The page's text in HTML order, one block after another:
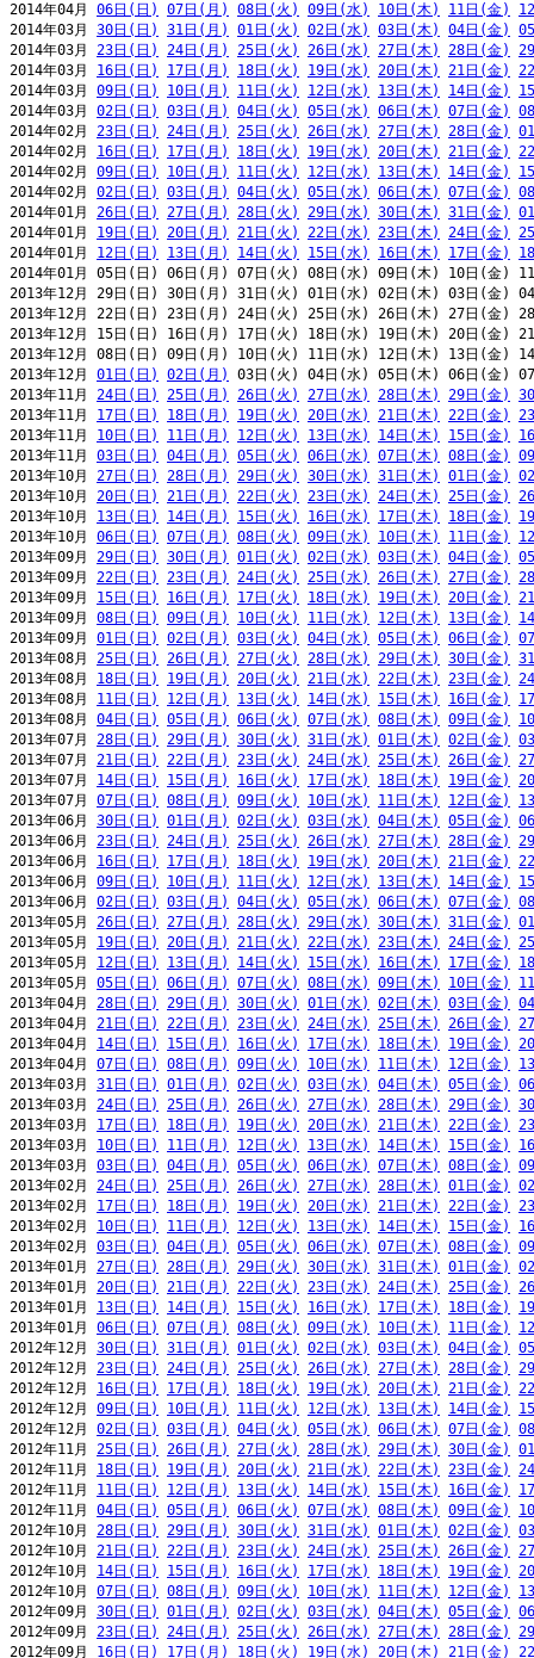
2014年04月 06日(日) 07日(月) 08日(火) 09日(水) 10日(木) 11日(金)
2014年03月 30日(日) 31日(月) 01日(火) 02日(水) 03日(木) 04日(金)
2014年03月 23日(日) 24日(月) 25日(火) 26日(水) 27日(木) 28日(金)
2014年03月 16日(日) 17日(月) 18日(火) 19日(水) 20日(木) 21日(金)
2014年03月 09日(日) 10日(月) 11日(火) 12日(水) 13日(木) 14日(金)
2014年03月 02日(日) 03日(月) 04日(火) 05日(水) 06日(木) 07日(金)
2014年02月 23日(日) 24日(月) 25日(火) 26日(水) 27日(木) 28日(金)
2014年02月 16日(日) 17日(月) 18日(火) 19日(水) 20日(木) 21日(金)
2014年02月 09日(日) 10日(月) 11日(火) 12日(水) 13日(木) 14日(金)
2014年02月 02日(日) 03日(月) 04日(火) 05日(水) 06日(木) 07日(金)
2014年01月 26日(日) 27日(月) 28日(火) 29日(水) 30日(木) 31日(金)
2014年01月 19日(日) 20日(月) 21日(火) 22日(水) 23日(木) 24日(金)
2014年01月 12日(日) 13日(月) 14日(火) 15日(水) 16日(木) 17日(金)
2014年01月 05日(日) 06日(月) 07日(火) 08日(水) 09日(木) 10日(金)
2013年12月 29日(日) 30日(月) 31日(火) 01日(水) 02日(木) 03日(金)
2013年12月 22日(日) 23日(月) 24日(火) 25日(水) 26日(木) 27日(金)
2013年12月 15日(日) 16日(月) 17日(火) 18日(水) 19日(木) 20日(金)
2013年12月 08日(日) 09日(月) 10日(火) 11日(水) 12日(木) 13日(金)
2013年12月 01日(日) 02日(月)
03日(火) 04日(水) 05日(木) 06日(金)
2013年11月 24日(日) 25日(月) 26日(火) 27日(水) 28日(木) 29日(金)
2013年11月 17日(日) 18日(月) 19日(火) 20日(水) 21日(木) 22日(金)
2013年11月 10日(日) 11日(月) 12日(火) 13日(水) 14日(木) 15日(金)
2013年11月 03日(日) 04日(月) 05日(火) 06日(水) 07日(木) 08日(金)
2013年10月 27日(日) 28日(月) 29日(火) 30日(水) 31日(木) 01日(金)
2013年10月 20日(日) 21日(月) 22日(火) 23日(水) 24日(木) 25日(金)
2013年10月 13日(日) 14日(月) 15日(火) 16日(水) 17日(木) 18日(金)
2013年10月 06日(日) 07日(月) 08日(火) 09日(水) 10日(木) 11日(金)
2013年09月 29日(日) 30日(月) 01日(火) 02日(水) 03日(木) 04日(金)
2013年09月 22日(日) 23日(月) 24日(火) 25日(水) 26日(木) 27日(金)
2013年09月 15日(日) 16日(月) 17日(火) 18日(水) 19日(木) 20日(金)
2013年09月 08日(日) 09日(月) 10日(火) 11日(水) 12日(木) 13日(金)
2013年09月 01日(日) 02日(月) 03日(火) 04日(水) 05日(木) 06日(金)
2013年08月 25日(日) 26日(月) 27日(火) 28日(水) 29日(木) 30日(金)
2013年08月 18日(日) 19日(月) 20日(火) 21日(水) 22日(木) 23日(金)
2013年08月 11日(日) 12日(月) 13日(火) 14日(水) 15日(木) 16日(金)
2013年08月 04日(日) 05日(月) 06日(火) 07日(水) 08日(木) 09日(金)
2013年07月 28日(日) 29日(月) 30日(火) 31日(水) 01日(木) 02日(金)
2013年07月 21日(日) 22日(月) 23日(火) 24日(水) 25日(木) 26日(金)
2013年07月 14日(日) 15日(月) 16日(火) 17日(水) 18日(木) 19日(金)
2013年07月 07日(日) 08日(月) 09日(火) 10日(水) 11日(木) 12日(金)
2013年06月 30日(日) 01日(月) 02日(火) 03日(水) 04日(木) 05日(金)
2013年06月 23日(日) 24日(月) 25日(火) 26日(水) 27日(木) 28日(金)
2013年06月 16日(日) 17日(月) 18日(火) 19日(水) 20日(木) 21日(金)
2013年06月 09日(日) 10日(月) 11日(火) 12日(水) 13日(木) 14日(金)
2013年06月 02日(日) 03日(月) 04日(火) 05日(水) 06日(木) 07日(金)
2013年05月 26日(日) 27日(月) 28日(火) 29日(水) 30日(木) 31日(金)
2013年05月 19日(日) 20日(月) 21日(火) 22日(水) 23日(木) 24日(金)
2013年05月 12日(日) 13日(月) 14日(火) 15日(水) 16日(木) 17日(金)
2013年05月 05日(日) 06日(月) 07日(火) 08日(水) 09日(木) 10日(金)
2013年04月 28日(日) 29日(月) 30日(火) 01日(水) 02日(木) 03日(金)
2013年04月 21日(日) 22日(月) 23日(火) 24日(水) 25日(木) 26日(金)
2013年04月 14日(日) 15日(月) 16日(火) 17日(水) 18日(木) 19日(金)
2013年04月 07日(日) 08日(月) 09日(火) 10日(水) 11日(木) 12日(金)
2013年03月 31日(日) 01日(月) 02日(火) 03日(水) 04日(木) 05日(金)
2013年03月 24日(日) 25日(月) 26日(火) 27日(水) 28日(木) 29日(金)
2013年03月 17日(日) 18日(月) 19日(火) 20日(水) 21日(木) 22日(金)
2013年03月 10日(日) 11日(月) 12日(火) 13日(水) 14日(木) 15日(金)
2013年03月 03日(日) 04日(月) 05日(火) 06日(水) 07日(木) 08日(金)
2013年02月 24日(日) 25日(月) 26日(火) 27日(水) 28日(木) 01日(金)
2013年02月 17日(日) 18日(月) 19日(火) 20日(水) 21日(木) 22日(金)
2013年02月 10日(日) 11日(月) 12日(火) 13日(水) 14日(木) 15日(金)
2013年02月 03日(日) 04日(月) 05日(火) 06日(水) 07日(木) 08日(金)
2013年01月 27日(日) 28日(月) 29日(火) 30日(水) 31日(木) 01日(金)
2013年01月 20日(日) 21日(月) 22日(火) 23日(水) 24日(木) 25日(金)
2013年01月 13日(日) 14日(月) 15日(火) 16日(水) 17日(木) 18日(金)
2013年01月 06日(日) 07日(月) 08日(火) 09日(水) 10日(木) 11日(金)
2012年12月 30日(日) 31日(月) 01日(火) 02日(水) 03日(木) 04日(金)
2012年12月 23日(日) 24日(月) 25日(火) 26日(水) 27日(木) 28日(金)
2012年12月 16日(日) 17日(月) 18日(火) 19日(水) 20日(木) 21日(金)
2012年12月 09日(日) 10日(月) 11日(火) 12日(水) 13日(木) 14日(金)
2012年12月 02日(日) 03日(月) 04日(火) 05日(水) 06日(木) 07日(金)
2012年11月 25日(日) 26日(月) 27日(火) 28日(水) 29日(木) 30日(金)
2012年11月 18日(日) 19日(月) 20日(火) 21日(水) 22日(木) 23日(金)
2012年11月 11日(日) 12日(月) 13日(火) 14日(水) 15日(木) 16日(金)
2012年11月 04日(日) 05日(月) 06日(火) 07日(水) 08日(木) 09日(金)
2012年10月 28日(日) 29日(月) 30日(火) 31日(水) 01日(木) 02日(金)
2012年10月 21日(日) 22日(月) 23日(火) 24日(水) 25日(木) 26日(金)
2012年10月 14日(日) 15日(月) 16日(火) 17日(水) 18日(木) 19日(金)
2012年10月 07日(日) 08日(月) 09日(火) 10日(水) 11日(木) 12日(金)
2012年09月 30日(日) 01日(月) 02日(火) 03日(水) 04日(木) 05日(金)
2012年09月 23日(日) 24日(月) 25日(火) 26日(水) 27日(木) 28日(金)
2012年09月 16日(日) 17日(月) 18日(火) 19日(水) 20日(木) 21日(金)